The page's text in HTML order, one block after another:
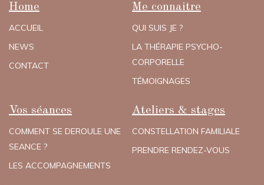
Home
ACCUEIL
NEWS
CONTACT
Me connaitre
QUI SUIS JE ?
LA THÉRAPIE PSYCHO-
CORPORELLE
TÉMOIGNAGES
Vos séances
COMMENT SE DEROULE UNE
SEANCE ?
LES ACCOMPAGNEMENTS
Ateliers & stages
CONSTELLATION FAMILIALE
PRENDRE RENDEZ-VOUS